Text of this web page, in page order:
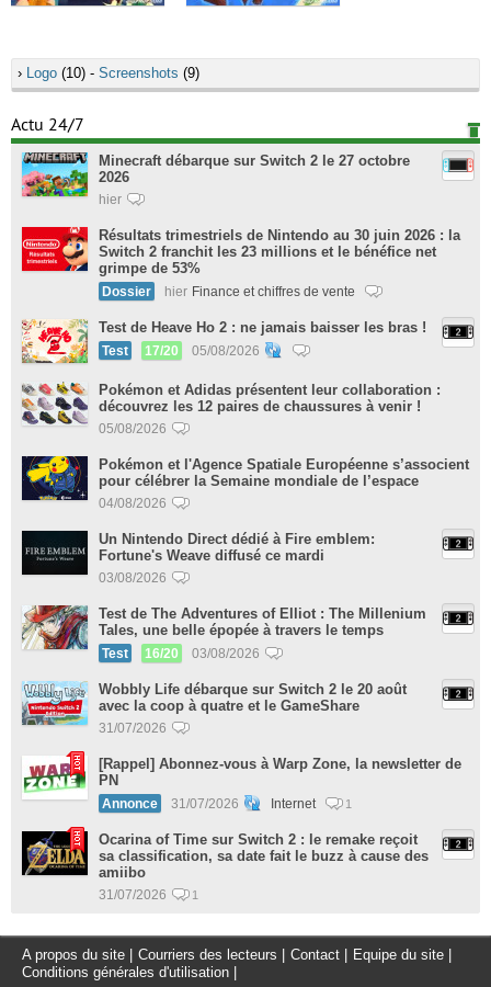
› Logo (10) - Screenshots (9)
Actu 24/7
Minecraft débarque sur Switch 2 le 27 octobre
2026
hier
Résultats trimestriels de Nintendo au 30 juin 2026 : la
Switch 2 franchit les 23 millions et le bénéfice net
grimpe de 53%
Dossier hier Finance et chiffres de vente
Test de Heave Ho 2 : ne jamais baisser les bras !
Test 17/20 05/08/2026
Pokémon et Adidas présentent leur collaboration :
découvrez les 12 paires de chaussures à venir !
05/08/2026
Pokémon et l'Agence Spatiale Européenne s’associent
pour célébrer la Semaine mondiale de l’espace
04/08/2026
Un Nintendo Direct dédié à Fire emblem:
Fortune's Weave diffusé ce mardi
03/08/2026
Test de The Adventures of Elliot : The Millenium
Tales, une belle épopée à travers le temps
Test 16/20 03/08/2026
Wobbly Life débarque sur Switch 2 le 20 août
avec la coop à quatre et le GameShare
31/07/2026
[Rappel] Abonnez-vous à Warp Zone, la newsletter de
PN
Annonce 31/07/2026 Internet 1
Ocarina of Time sur Switch 2 : le remake reçoit
sa classification, sa date fait le buzz à cause des
amiibo
31/07/2026 1
A propos du site Courriers des lecteurs Contact Equipe du site
Conditions générales d'utilisation